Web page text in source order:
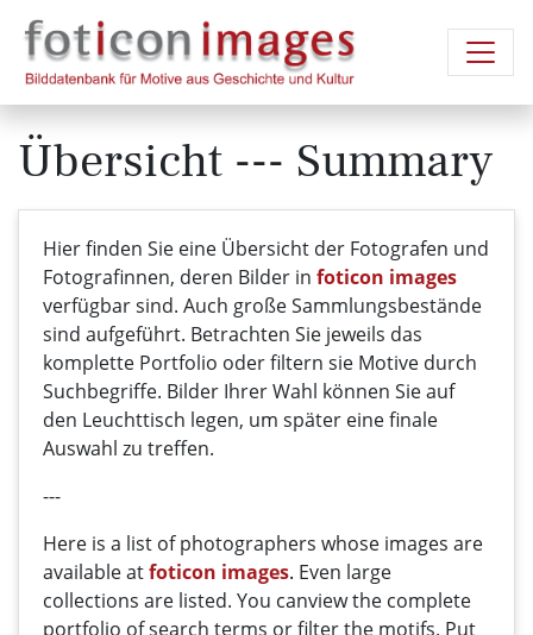
Übersicht --- Summary
Hier finden Sie eine Übersicht der Fotografen und
Fotografinnen, deren Bilder in foticon images
verfügbar sind. Auch große Sammlungsbestände
sind aufgeführt. Betrachten Sie jeweils das
komplette Portfolio oder filtern sie Motive durch
Suchbegriffe. Bilder Ihrer Wahl können Sie auf
den Leuchttisch legen, um später eine finale
Auswahl zu treffen.
---
Here is a list of photographers whose images are
availableatfoticon images. Even large
collections are listed. You canview the complete
portfolio ofsearch terms or filterthe motifs. Put